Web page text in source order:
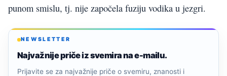
punom smislu, tj. nije započela fuziju vodika u jezgri.
NEWSLETTER
Najvažnije priče iz svemira na e-mailu.
Prijavite se za najvažnije priče o svemiru, znanosti i